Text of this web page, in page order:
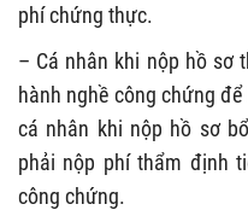
phí chứng thực.
– Cá nhân khi nộp hồ sơ
hành nghề công chứng
cá nhân khi nộp hồ sơ
phải nộp phí thẩm định
công chứng.